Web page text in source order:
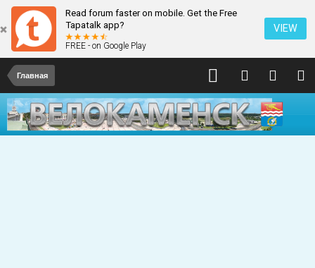
Read forum faster on mobile. Get the Free
Tapatalk app?
FREE - on Google Play
VIEW
Главная